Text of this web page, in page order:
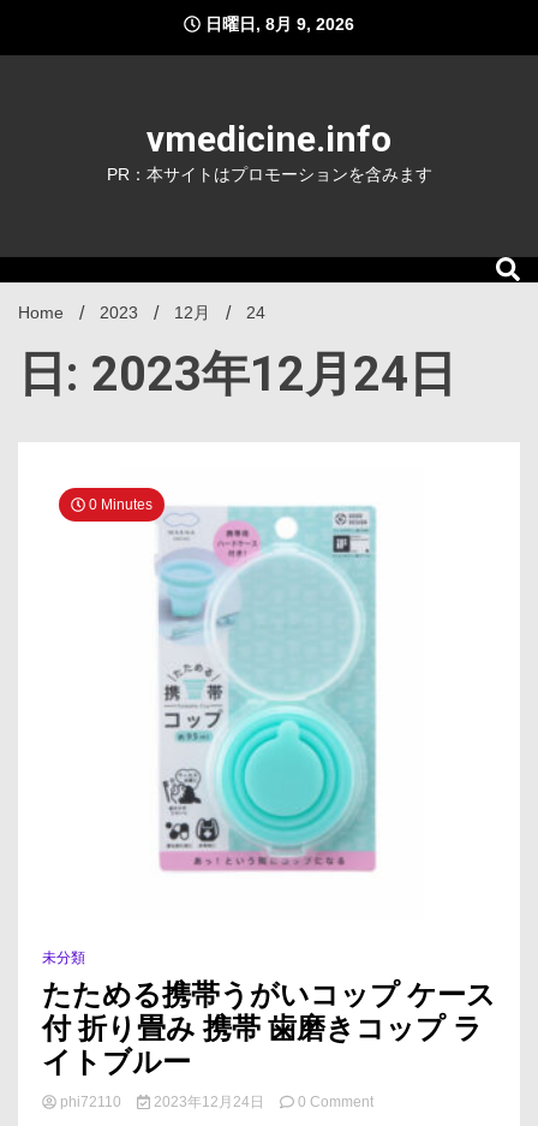
content
日曜日, 8月 9, 2026
vmedicine.info
PR：本サイトはプロモーションを含みます
Home 2023 12月 24
日: 2023年12月24日
0 Minutes
未分類
たためる携帯うがいコップ ケース
付 折り畳み 携帯 歯磨きコップ ラ
イトブルー
phi72110 2023年12月24日 0 Commenton